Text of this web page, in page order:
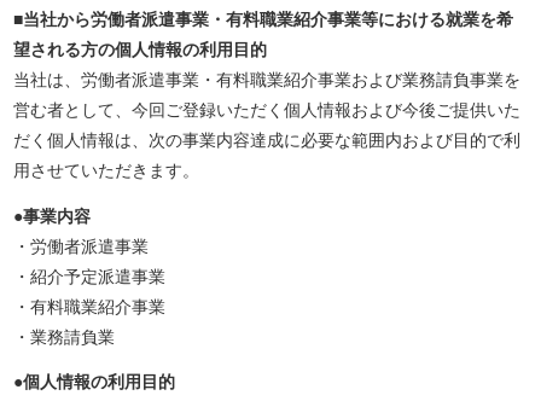
■当社から労働者派遣事業・有料職業紹介事業等における就業を希
望される方の個人情報の利用目的
当社は、労働者派遣事業・有料職業紹介事業および業務請負事業を
営む者として、今回ご登録いただく個人情報および今後ご提供いた
だく個人情報は、次の事業内容達成に必要な範囲内および目的で利
用させていただきます。
●事業内容
・労働者派遣事業
・紹介予定派遣事業
・有料職業紹介事業
・業務請負業
●個人情報の利用目的